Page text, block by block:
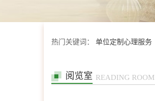
热门关键词： 单位定制心理服务
阅览室 READING ROOM